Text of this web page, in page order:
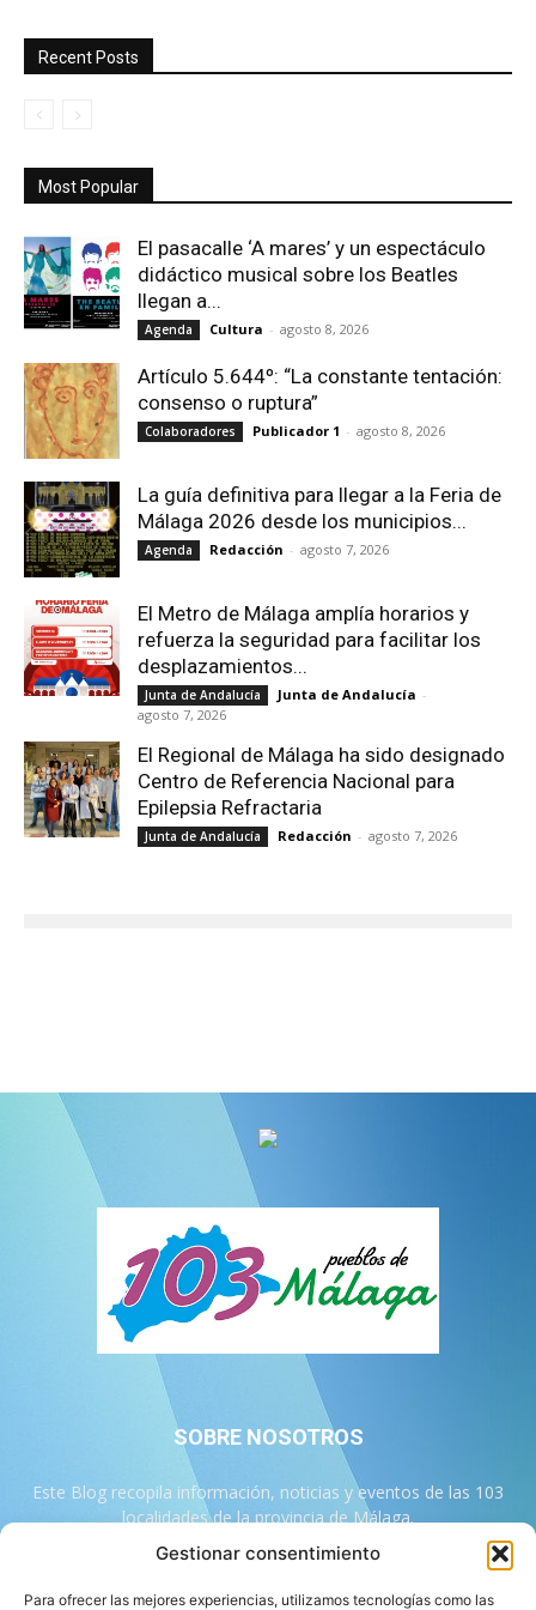
Gestionar consentimiento
Para ofrecer las mejores experiencias, utilizamos tecnologías como las
Recent Posts
Most Popular
El pasacalle ‘A mares’ y un espectáculo
didáctico musical sobre los Beatles
llegan a...
Agenda Cultura - agosto 8, 2026
Artículo 5.644º: “La constante tentación:
consenso o ruptura”
Colaboradores Publicador 1 - agosto 8, 2026
La guía definitiva para llegar a la Feria de
Málaga 2026 desde los municipios...
Agenda Redacción - agosto 7, 2026
El Metro de Málaga amplía horarios y
refuerza la seguridad para facilitar los
desplazamientos...
Junta de Andalucía Junta de Andalucía -
agosto 7, 2026
El Regional de Málaga ha sido designado
Centro de Referencia Nacional para
Epilepsia Refractaria
Junta de Andalucía Redacción - agosto 7, 2026
SOBRE NOSOTROS
Este Blog recopila información, noticias y eventos de las 103
localidades de la provincia de Málaga.
Contáctanos: info@103malaga.com